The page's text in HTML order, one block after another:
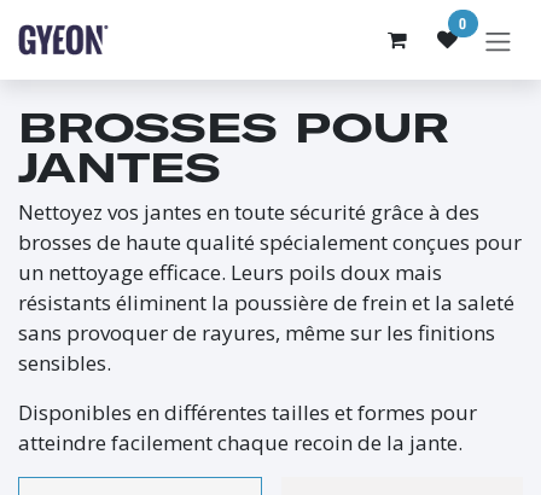
0
BROSSES POUR
JANTES
Nettoyez vos jantes en toute sécurité grâce à des
brosses de haute qualité spécialement conçues pour
un nettoyage efficace. Leurs poils doux mais
résistants éliminent la poussière de frein et la saleté
sans provoquer de rayures, même sur les finitions
sensibles.
Disponibles en différentes tailles et formes pour
atteindre facilement chaque recoin de la jante.